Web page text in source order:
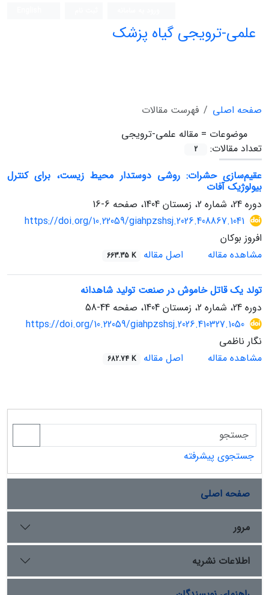
علمی-ترویجی گیاه پزشک
صفحه اصلی
فهرست مقالات
موضوعات = مقاله علمی-ترویجی
تعداد مقالات:
2
عقیم‌سازی حشرات: روشی دوستدار محیط زیست، برای کنترل
بیولوژیک آفات
دوره 24، شماره 2، زمستان 1404، صفحه
6-16
https://doi.org/10.22059/giahpzshsj.2026.408867.1041
افروز بوکان
مشاهده مقاله
اصل مقاله 663.35 K
تولد یک قاتل خاموش در صنعت تولید شاهدانه
دوره 24، شماره 2، زمستان 1404، صفحه
44-58
https://doi.org/10.22059/giahpzshsj.2026.410327.1050
نگار ناظمی
مشاهده مقاله
اصل مقاله 682.74 K
جستجوی پیشرفته
صفحه اصلی
مرور
اطلاعات نشریه